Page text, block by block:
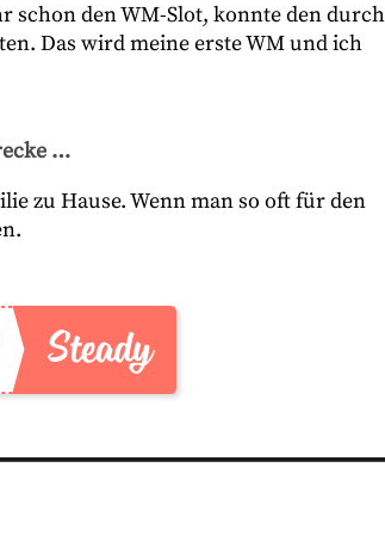
schon den WM-Slot, konnte den durch
Das wird meine erste WM und ich
…
zu Hause. Wenn man so oft für den